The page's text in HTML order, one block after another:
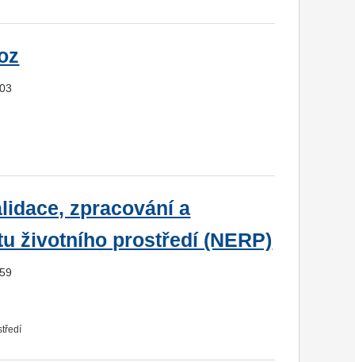
zpracování a
životního prostředí (NERP)